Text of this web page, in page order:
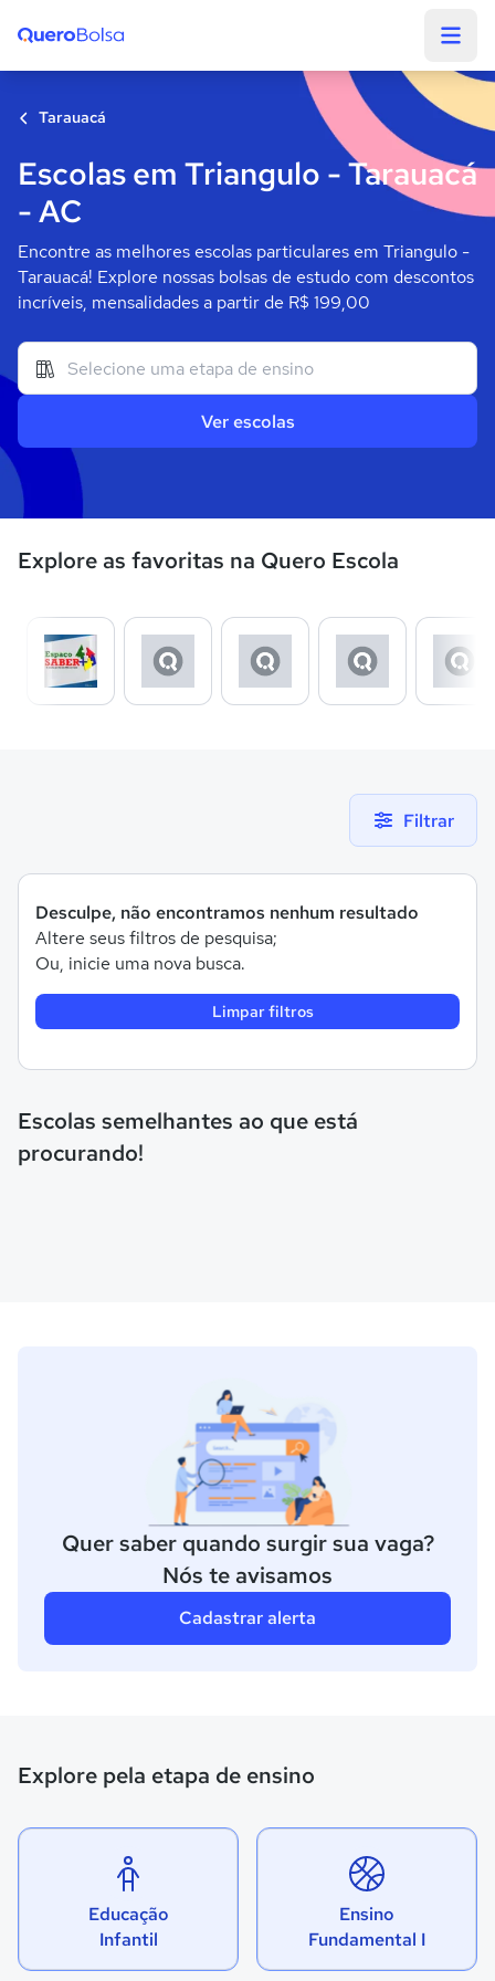
Tarauacá
Escolas em Triangulo - Tarauacá
- AC
Encontre as melhores escolas particulares em Triangulo -
Tarauacá! Explore nossas bolsas de estudo com descontos
incríveis, mensalidades a partir de R$ 199,00
Ver escolas
Explore as favoritas na Quero Escola
Filtrar
Desculpe, não encontramos nenhum resultado
Altere seus filtros de pesquisa;
Ou, inicie uma nova busca.
Limpar filtros
Escolas semelhantes ao que está
procurando!
Quer saber quando surgir sua vaga?
Nós te avisamos
Cadastrar alerta
Explore pela etapa de ensino
Educação
Infantil
Ensino
Fundamental I